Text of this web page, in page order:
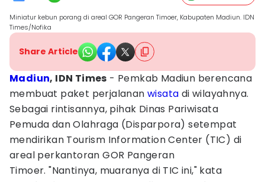
Miniatur kebun porang di areal GOR Pangeran Timoer, Kabupaten Madiun. IDN
Times/Nofika
Share Article
Madiun, IDN Times - Pemkab Madiun berencana
membuat paket perjalanan wisata di wilayahnya.
Sebagai rintisannya, pihak Dinas Pariwisata
Pemuda dan Olahraga (Disparpora) setempat
mendirikan Tourism Information Center (TIC) di
areal perkantoran GOR Pangeran
Timoer. "Nantinya, muaranya di TIC ini," kata